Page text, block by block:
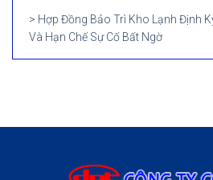
Hợp Đồng Bảo Trì Kho Lạnh Định
Và Hạn Chế Sự Cố Bất Ngờ